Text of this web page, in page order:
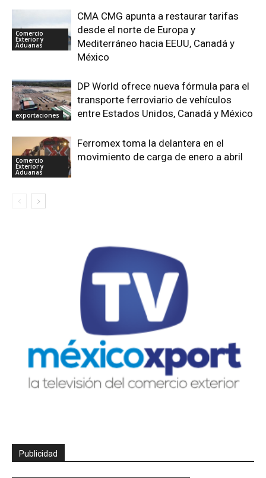
Comercio
Exterior y
Aduanas
CMA CMG apunta a restaurar tarifas
desde el norte de Europa y
Mediterráneo hacia EEUU, Canadá y
México
exportaciones
DP World ofrece nueva fórmula para el
transporte ferroviario de vehículos
entre Estados Unidos, Canadá y México
Comercio
Exterior y
Aduanas
Ferromex toma la delantera en el
movimiento de carga de enero a abril
Publicidad